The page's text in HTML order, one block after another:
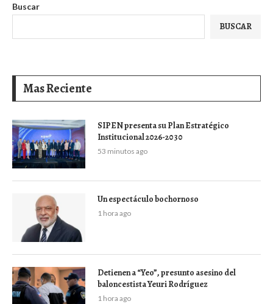
Buscar
BUSCAR
Mas Reciente
SIPEN presenta su Plan Estratégico
Institucional 2026-2030
53 minutos ago
Un espectáculo bochornoso
1 hora ago
Detienen a “Yeo”, presunto asesino del
baloncestista Yeuri Rodríguez
1 hora ago